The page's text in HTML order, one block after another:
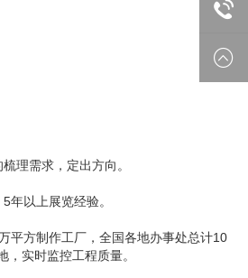
理需求，定出方向。
年以上展览经验。
平方制作工厂，全国各地办事处总计10
，实时监控工程质量。
在